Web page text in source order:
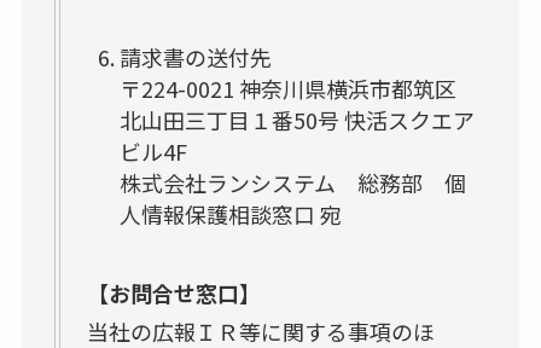
請求書の送付先
〒224-0021 神奈川県横浜市都筑区
北山田三丁目１番50号 快活スクエア
ビル4F
株式会社ランシステム 総務部 個
人情報保護相談窓口 宛
【お問合せ窓口】
当社の広報ＩＲ等に関する事項のほ